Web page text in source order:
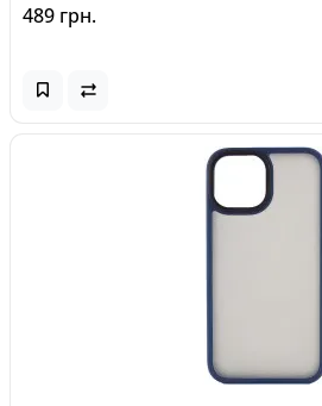
489 грн.